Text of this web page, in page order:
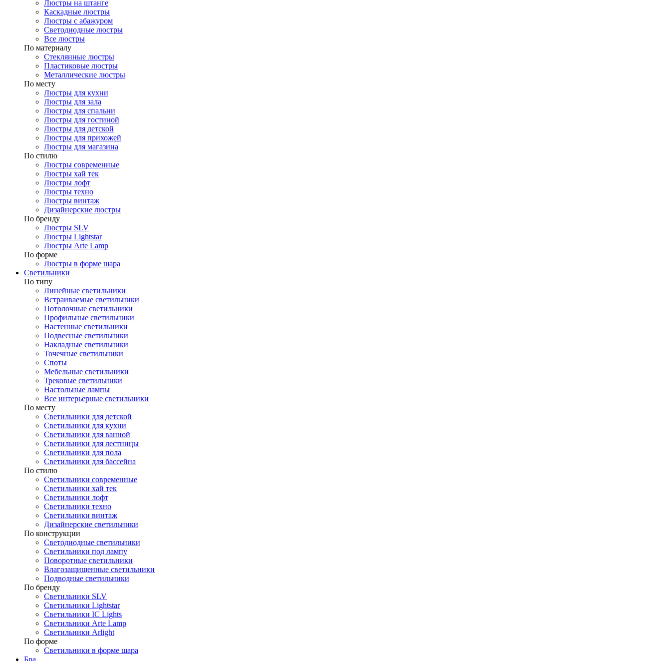
Люстры на штанге
Каскадные люстры
Люстры с абажуром
Светодиодные люстры
Все люстры
По материалу
Стеклянные люстры
Пластиковые люстры
Металлические люстры
По месту
Люстры для кухни
Люстры для зала
Люстры для спальни
Люстры для гостиной
Люстры для детской
Люстры для прихожей
Люстры для магазина
По стилю
Люстры современные
Люстры хай тек
Люстры лофт
Люстры техно
Люстры винтаж
Дизайнерские люстры
По бренду
Люстры SLV
Люстры Lightstar
Люстры Arte Lamp
По форме
Люстры в форме шара
Светильники
По типу
Линейные светильники
Встраиваемые светильники
Потолочные светильники
Профильные светильники
Настенные светильники
Подвесные светильники
Накладные светильники
Точечные светильники
Споты
Мебельные светильники
Трековые светильники
Настольные лампы
Все интерьерные светильники
По месту
Светильники для детской
Светильники для кухни
Светильники для ванной
Светильники для лестницы
Светильники для пола
Светильники для бассейна
По стилю
Светильники современные
Светильники хай тек
Светильники лофт
Светильники техно
Светильники винтаж
Дизайнерские светильники
По конструкции
Светодиодные светильники
Светильники под лампу
Поворотные светильники
Влагозащищенные светильники
Подводные светильники
По бренду
Светильники SLV
Светильники Lightstar
Светильники IC Lights
Светильники Arte Lamp
Светильники Arlight
По форме
Светильники в форме шара
Бра